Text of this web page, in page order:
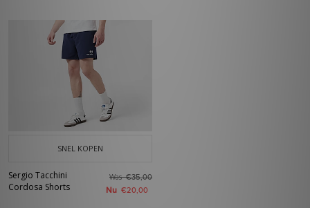
SNEL KOPEN
Sergio Tacchini
Cordosa Shorts
Was€35,00
Nu €20,00